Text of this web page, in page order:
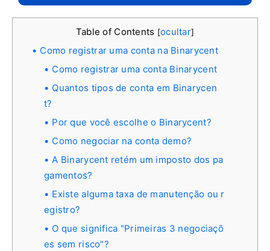
Table of Contents [ocultar]
Como registrar uma conta na Binarycent
Como registrar uma conta Binarycent
Quantos tipos de conta em Binarycen
t?
Por que você escolhe o Binarycent?
Como negociar na conta demo?
A Binarycent retém um imposto dos pa
gamentos?
Existe alguma taxa de manutenção ou r
egistro?
O que significa "Primeiras 3 negociaçõ
es sem risco"?